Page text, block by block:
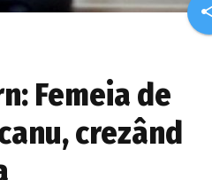
Femeia de
crezând